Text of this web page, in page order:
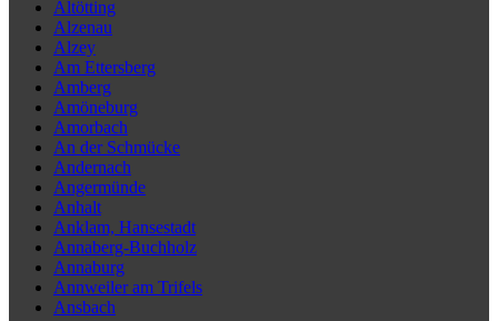
Altötting
Alzenau
Alzey
Am Ettersberg
Amberg
Amöneburg
Amorbach
An der Schmücke
Andernach
Angermünde
Anhalt
Anklam, Hansestadt
Annaberg-Buchholz
Annaburg
Annweiler am Trifels
Ansbach